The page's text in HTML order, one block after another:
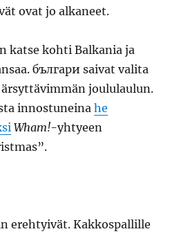
ovat jo alkaneet.
katse kohti Balkania ja
българи saivat valita
joululaulun.
innostuneinahe
Wham!-yhtyeen
erehtyivät. Kakkospallille